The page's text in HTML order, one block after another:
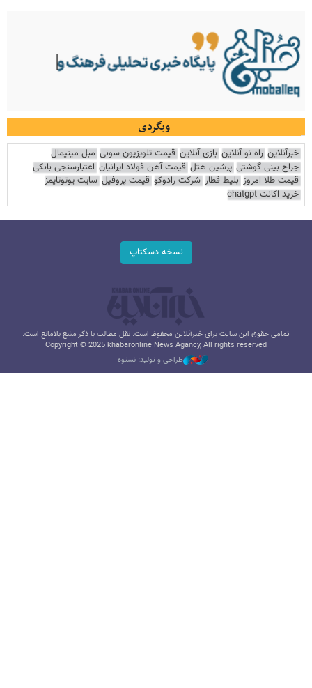
وبگردی
خبرآنلاین راه نو آنلاین بازی آنلاین قیمت تلویزیون سونی مبل مینیمال
جراح بینی گوشتی پرشین هتل قیمت آهن فولاد ایرانیان اعتبارسنجی بانکی
قیمت طلا امروز بلیط قطار شرکت رادوکو قیمت پروفیل سایت یوتوتایمز
خرید اکانت chatgpt
نسخه دسکتاپ
تمامی حقوق این سایت برای خبرآنلاین محفوظ است. نقل مطالب با ذکر منبع بلامانع است.
Copyright © 2025 khabaronline News Agancy, All rights reserved
طراحی و تولید: نستوه